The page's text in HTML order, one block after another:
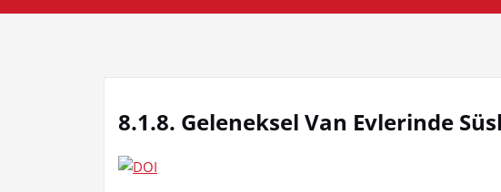
8.1.8. Geleneksel Van Evlerinde